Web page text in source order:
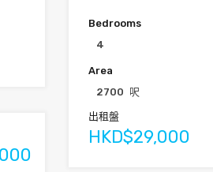
Bedrooms
4
Area
2700 呎
出租盤
HKD$29,000